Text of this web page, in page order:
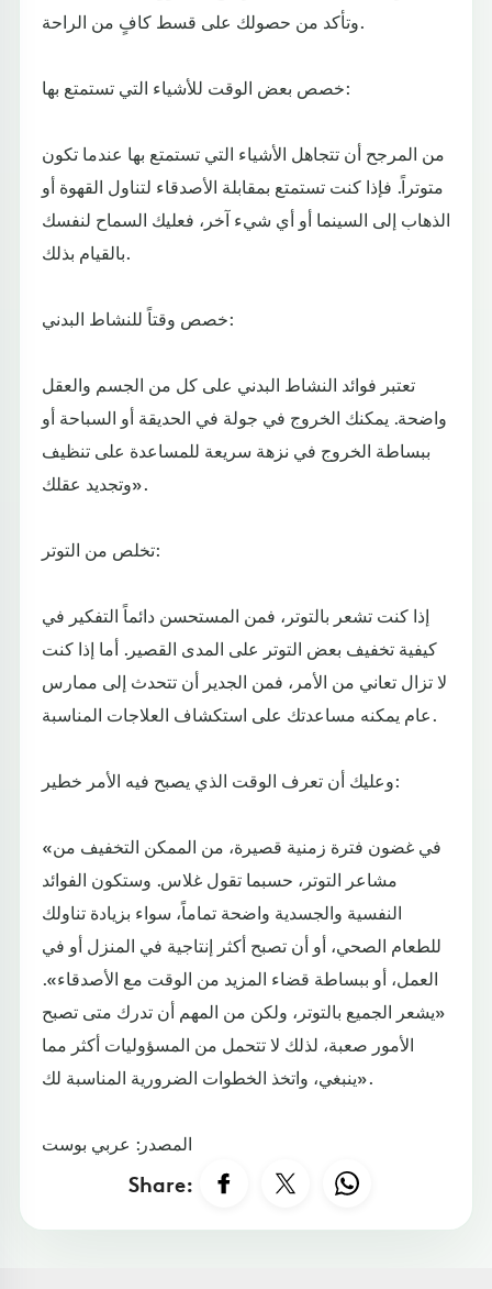
وتأكد من حصولك على قسط كافٍ من الراحة.
خصص بعض الوقت للأشياء التي تستمتع بها:
من المرجح أن تتجاهل الأشياء التي تستمتع بها عندما تكون
متوتراً. فإذا كنت تستمتع بمقابلة الأصدقاء لتناول القهوة أو
الذهاب إلى السينما أو أي شيء آخر، فعليك السماح لنفسك
بالقيام بذلك.
خصص وقتاً للنشاط البدني:
تعتبر فوائد النشاط البدني على كل من الجسم والعقل
واضحة. يمكنك الخروج في جولة في الحديقة أو السباحة أو
ببساطة الخروج في نزهة سريعة للمساعدة على تنظيف
وتجديد عقلك».
تخلص من التوتر:
إذا كنت تشعر بالتوتر، فمن المستحسن دائماً التفكير في
كيفية تخفيف بعض التوتر على المدى القصير. أما إذا كنت
لا تزال تعاني من الأمر، فمن الجدير أن تتحدث إلى ممارس
عام يمكنه مساعدتك على استكشاف العلاجات المناسبة.
وعليك أن تعرف الوقت الذي يصبح فيه الأمر خطير:
«في غضون فترة زمنية قصيرة، من الممكن التخفيف من
مشاعر التوتر، حسبما تقول غلاس. وستكون الفوائد
النفسية والجسدية واضحة تماماً، سواء بزيادة تناولك
للطعام الصحي، أو أن تصبح أكثر إنتاجية في المنزل أو في
العمل، أو ببساطة قضاء المزيد من الوقت مع الأصدقاء».
«يشعر الجميع بالتوتر، ولكن من المهم أن تدرك متى تصبح
الأمور صعبة، لذلك لا تتحمل من المسؤوليات أكثر مما
ينبغي، واتخذ الخطوات الضرورية المناسبة لك».
المصدر: عربي بوست
Share: